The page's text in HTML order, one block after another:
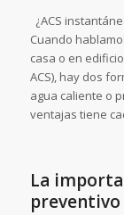
¿ACS
Cuando
casa o en
ACS), hay dos
agua caliente o
ventajas tiene
La
preventivo